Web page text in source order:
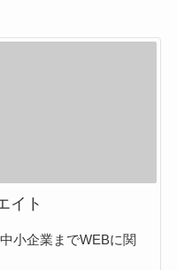
イト
小企業までWEBに関